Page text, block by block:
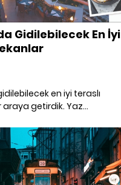
Gidilebilecek En İyi
en iyi teraslı
araya getirdik. Yaz